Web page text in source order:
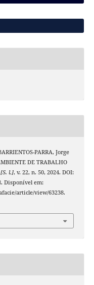
PARRA, Jorge
DE TRABALHO
[S. l.], v. 22, n. 50, 2024. DOI:
Disponível em:
article/view/63238.